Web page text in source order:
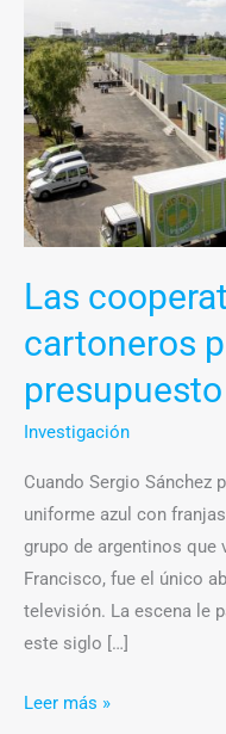
Las
cartoneros
presupuesto
Investigación
Cuando Sergio Sánchez
uniforme azul con
grupo de argentinos que
Francisco, fue el único
televisión. La escena le
este siglo […]
cooperativas
de
cartoneros
pierden
presupuesto
Leer más »